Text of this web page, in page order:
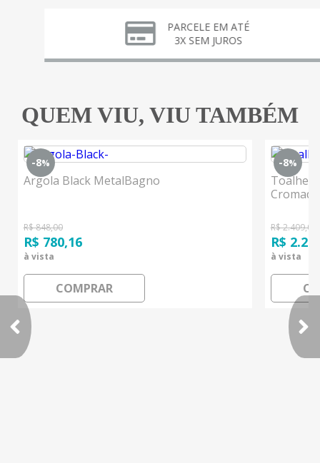
PARCELE EM ATÉ
3X SEM JUROS
QUEM VIU, VIU TAMBÉM
-8%
Argola Black MetalBagno
R$ 848,00
R$ 780,16
à vista
COMPRAR
-8%
R$ 2.409,00
R$
à vista